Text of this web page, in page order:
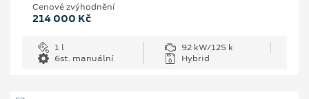
Cenové zvýhodnění
214 000 Kč
1 l
92 kW/125 k
6st. manuální
Hybrid